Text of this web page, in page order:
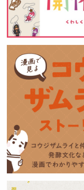
黒麹の天然クエン酸
最大の機能を発揮出
しました。少しゆる
したので初回ロット
を訳あり価格で提供
や栄養価には問題あ
お早めにどうぞ・・
甘酒 生スティック新
（2025年11月11日）